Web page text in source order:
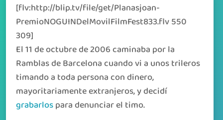
[flv:http://blip.tv/file/get/Planasjoan-
PremioNOGUINDelMovilFilmFest833.flv 550
309]
El 11 de octubre de 2006 caminaba por la
Ramblas de Barcelona cuando vi a unos trileros
timando a toda persona con dinero,
mayoritariamente extranjeros, y decidí
grabarlospara denunciar el timo.